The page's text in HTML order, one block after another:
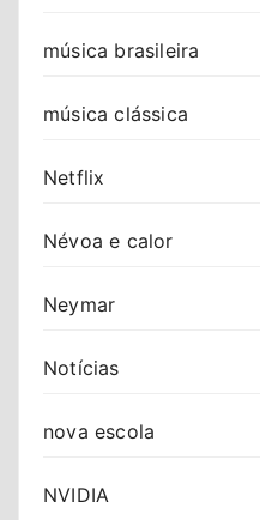
música brasileira
música clássica
Netflix
Névoa e calor
Neymar
Notícias
nova escola
NVIDIA